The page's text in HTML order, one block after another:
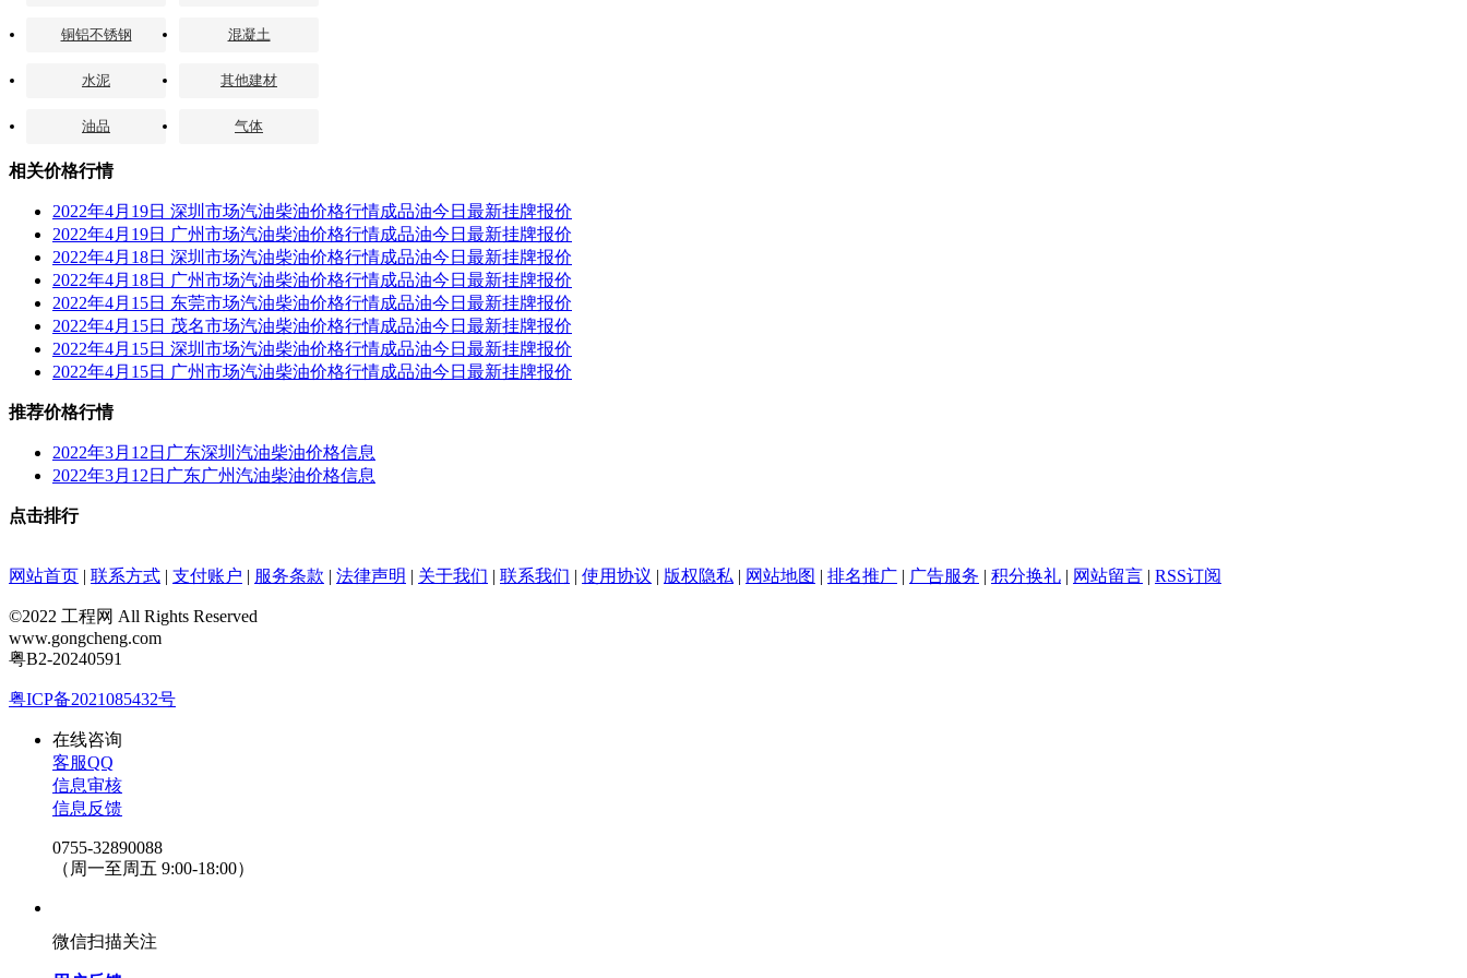
铜铝不锈钢 混凝土
水泥 其他建材
油品 气体
相关价格行情
2022年4月19日 深圳市场汽油柴油价格行情成品油今日最新挂牌报价
2022年4月19日 广州市场汽油柴油价格行情成品油今日最新挂牌报价
2022年4月18日 深圳市场汽油柴油价格行情成品油今日最新挂牌报价
2022年4月18日 广州市场汽油柴油价格行情成品油今日最新挂牌报价
2022年4月15日 东莞市场汽油柴油价格行情成品油今日最新挂牌报价
2022年4月15日 茂名市场汽油柴油价格行情成品油今日最新挂牌报价
2022年4月15日 深圳市场汽油柴油价格行情成品油今日最新挂牌报价
2022年4月15日 广州市场汽油柴油价格行情成品油今日最新挂牌报价
推荐价格行情
2022年3月12日广东深圳汽油柴油价格信息
2022年3月12日广东广州汽油柴油价格信息
点击排行
网站首页 | 联系方式 | 支付账户 | 服务条款 | 法律声明 | 关于我们 | 联系我们 | 使用协议 | 版权隐私 | 网站地图 | 排名推广 | 广告服务 | 积分换礼 | 网站留言 | RSS订阅
©2022 工程网 All Rights Reserved
www.gongcheng.com
粤B2-20240591
粤ICP备2021085432号
在线咨询
客服QQ
信息审核
信息反馈
0755-32890088
（周一至周五 9:00-18:00）
微信扫描关注